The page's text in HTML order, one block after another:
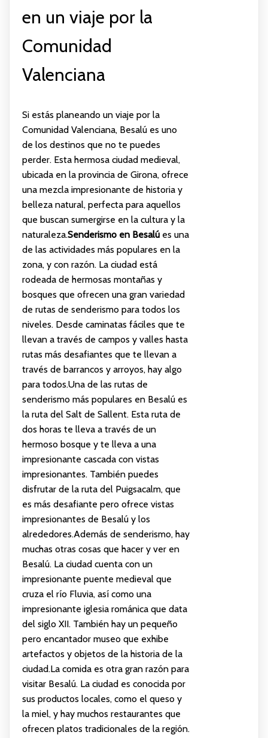
en un viaje por la
Comunidad
Valenciana
Si estás planeando un viaje por la
Comunidad Valenciana, Besalú es uno
de los destinos que no te puedes
perder. Esta hermosa ciudad medieval,
ubicada en la provincia de Girona, ofrece
una mezcla impresionante de historia y
belleza natural, perfecta para aquellos
que buscan sumergirse en la cultura y la
naturaleza.Senderismo en Besalúes una
de las actividades más populares en la
zona, y con razón. La ciudad está
rodeada de hermosas montañas y
bosques que ofrecen una gran variedad
de rutas de senderismo para todos los
niveles. Desde caminatas fáciles que te
llevan a través de campos y valles hasta
rutas más desafiantes que te llevan a
través de barrancos y arroyos, hay algo
para todos.Una de las rutas de
senderismo más populares en Besalú es
la ruta del Salt de Sallent. Esta ruta de
dos horas te lleva a través de un
hermoso bosque y te lleva a una
impresionante cascada con vistas
impresionantes. También puedes
disfrutar de la ruta del Puigsacalm, que
es más desafiante pero ofrece vistas
impresionantes de Besalú y los
alrededores.Además de senderismo, hay
muchas otras cosas que hacer y ver en
Besalú. La ciudad cuenta con un
impresionante puente medieval que
cruza el río Fluvia, así como una
impresionante iglesia románica que data
del siglo XII. También hay un pequeño
pero encantador museo que exhibe
artefactos y objetos de la historia de la
ciudad.La comida es otra gran razón para
visitar Besalú. La ciudad es conocida por
sus productos locales, como el queso y
la miel, y hay muchos restaurantes que
ofrecen platos tradicionales de la región.